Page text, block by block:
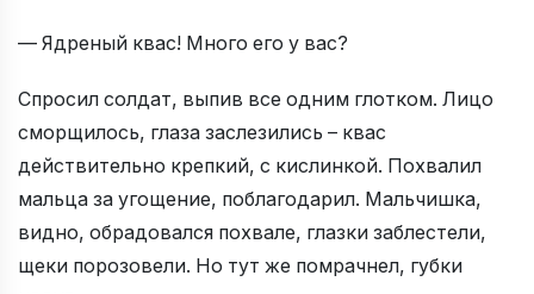
— Ядреный квас! Много его у вас?
Спросил солдат, выпив все одним глотком. Лицо
сморщилось, глаза заслезились – квас
действительно крепкий, с кислинкой. Похвалил
мальца за угощение, поблагодарил. Мальчишка,
видно, обрадовался похвале, глазки заблестели,
щеки порозовели. Но тут же помрачнел, губки